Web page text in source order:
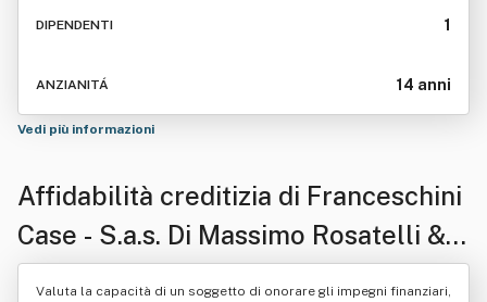
DIPENDENTI 1
ANZIANITÁ 14 anni
Vedi più informazioni
Affidabilità creditizia di Franceschini
Case - S.a.s. Di Massimo Rosatelli &
C.
Valuta la capacità di un soggetto di onorare gli impegni finanziari,